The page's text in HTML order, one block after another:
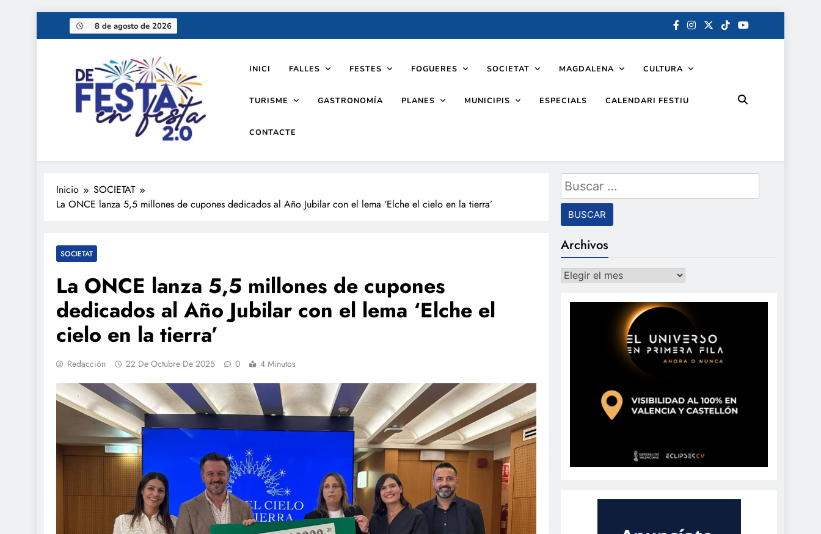
8 de agosto de 2026
De festa en festa 2.0
INICI FALLES FESTES FOGUERES SOCIETAT MAGDALENA CULTURA
TURISME GASTRONOMÍA PLANES MUNICIPIS ESPECIALS CALENDARI FESTIU
CONTACTE
Inicio
SOCIETAT
La ONCE lanza 5,5 millones de cupones dedicados al Año Jubilar con el lema ‘Elche el cielo en la tierra’
SOCIETAT
La ONCE lanza 5,5 millones de cupones
dedicados al Año Jubilar con el lema ‘Elche el
cielo en la tierra’
Redacción 22 De Octubre De 2025 0 4 Minutos
Buscar:
Archivos
Archivos